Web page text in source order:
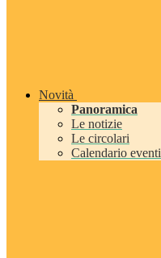
Novità
Panoramica
Le notizie
Le circolari
Calendario eventi